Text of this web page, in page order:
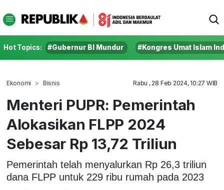
Hot Topics: #Gubernur BI Mundur #Kongres Umat Islam
Ekonomi Bisnis Rabu , 28 Feb 2024, 10:27 WIB
Menteri PUPR: Pemerintah
Alokasikan FLPP 2024
Sebesar Rp 13,72 Triliun
Pemerintah telah menyalurkan Rp 26,3 triliun
dana FLPP untuk 229 ribu rumah pada 2023